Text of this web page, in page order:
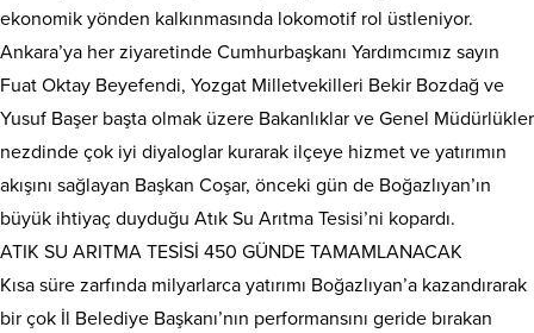
ekonomik yönden kalkınmasında lokomotif rol üstleniyor.
Ankara’ya her ziyaretinde Cumhurbaşkanı Yardımcımız sayın
Fuat Oktay Beyefendi, Yozgat Milletvekilleri Bekir Bozdağ ve
Yusuf Başer başta olmak üzere Bakanlıklar ve Genel Müdürlükler
nezdinde çok iyi diyaloglar kurarak ilçeye hizmet ve yatırımın
akışını sağlayan Başkan Coşar, önceki gün de Boğazlıyan’ın
büyük ihtiyaç duyduğu Atık Su Arıtma Tesisi’ni kopardı.
ATIK SU ARITMA TESİSİ 450 GÜNDE TAMAMLANACAK
Kısa süre zarfında milyarlarca yatırımı Boğazlıyan’a kazandırarak
bir çok İl Belediye Başkanı’nın performansını geride bırakan